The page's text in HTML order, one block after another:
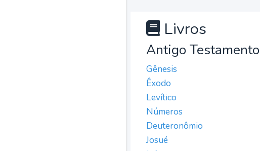
Livros
Antigo Testamento
Gênesis
Êxodo
Levítico
Números
Deuteronômio
Josué